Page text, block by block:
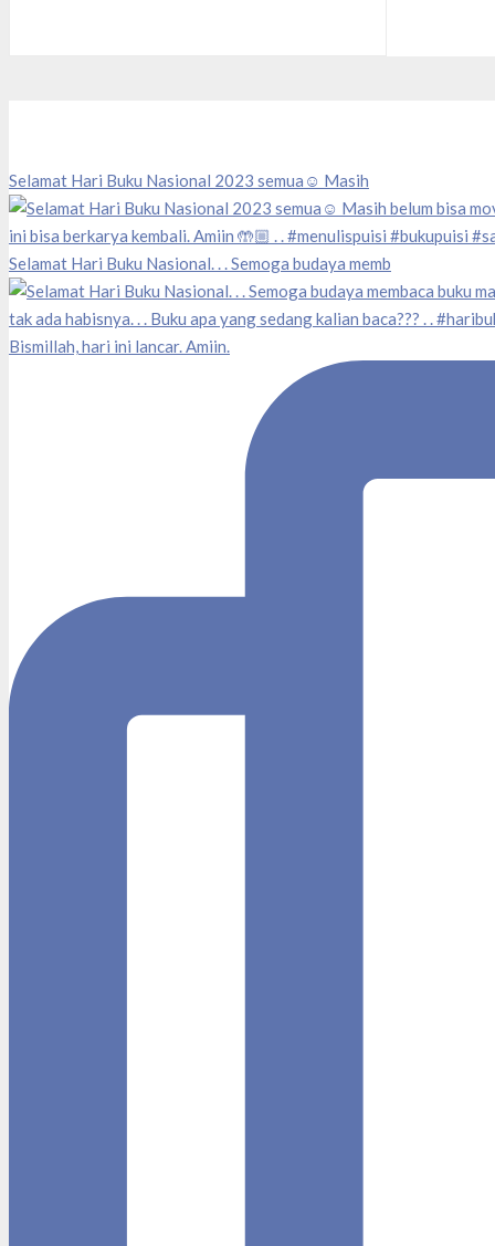
Selamat Hari Buku Nasional 2023 semua☺️ Masih
Selamat Hari Buku Nasional. . . Semoga budaya memb
Bismillah, hari ini lancar. Amiin.